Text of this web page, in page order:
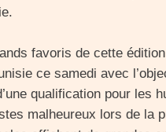
favoris de cette
ce samedi avec
qualification pour les
malheureux lors de la